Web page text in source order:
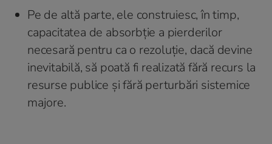
Pe de altă parte, ele construiesc, în timp,
capacitatea de absorbție a pierderilor
necesară pentru ca o rezoluție, dacă devine
inevitabilă, să poată fi realizată fără recurs la
resurse publice și fără perturbări sistemice
majore.